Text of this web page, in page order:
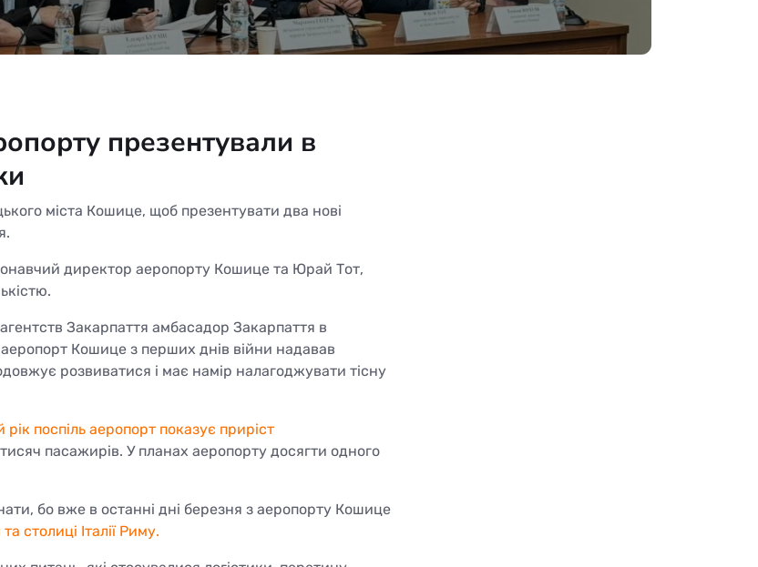
презентували в
міста Кошице, щоб презентувати два нові
директор аеропорту Кошице та Юрай Тот,
Закарпаття амбасадор Закарпаття в
Кошице з перших днів війни надавав
розвиватися і має намір налагоджувати тісну
рік поспіль аеропорт показує приріст
пасажирів. У планах аеропорту досягти одного
бо вже в останні дні березня з аеропорту Кошице
столиці Італії Риму.